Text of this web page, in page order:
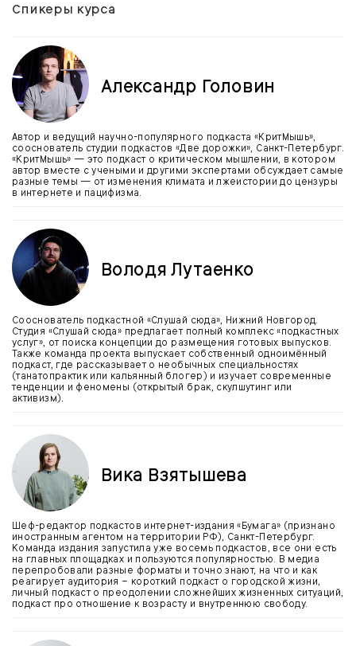
Спикеры курса
Александр Головин
Автор и ведущий научно-популярного подкаста «КритМышь»,
сооснователь студии подкастов «Две дорожки», Санкт-Петербург.
«КритМышь» — это подкаст о критическом мышлении, в котором
автор вместе с учеными и другими экспертами обсуждает самые
разные темы — от изменения климата и лжеистории до цензуры
в интернете и пацифизма.
Володя Лутаенко
Сооснователь подкастной «Слушай сюда», Нижний Новгород.
Студия «Слушай сюда» предлагает полный комплекс «подкастных
услуг», от поиска концепции до размещения готовых выпусков.
Также команда проекта выпускает собственный одноимённый
подкаст, где рассказывает о необычных специальностях
(танатопрактик или кальянный блогер) и изучает современные
тенденции и феномены (открытый брак, скулшутинг или
активизм).
Вика Взятышева
Шеф-редактор подкастов интернет-издания «Бумага» (признано
иностранным агентом на территории РФ), Санкт-Петербург.
Команда издания запустила уже восемь подкастов, все они есть
на главных площадках и пользуются популярностью. В медиа
перепробовали разные форматы и точно знают, на что и как
реагирует аудитория – короткий подкаст о городской жизни,
личный подкаст о преодолении сложнейших жизненных ситуаций,
подкаст про отношение к возрасту и внутреннюю свободу.